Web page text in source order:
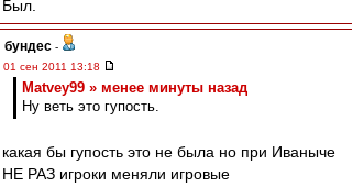
Был.
бундес -
01 сен 2011 13:18
Matvey99 » менее минуты назад
Ну веть это гупость.
какая бы гупость это не была но при Иваныче
НЕ РАЗ игроки меняли игровые